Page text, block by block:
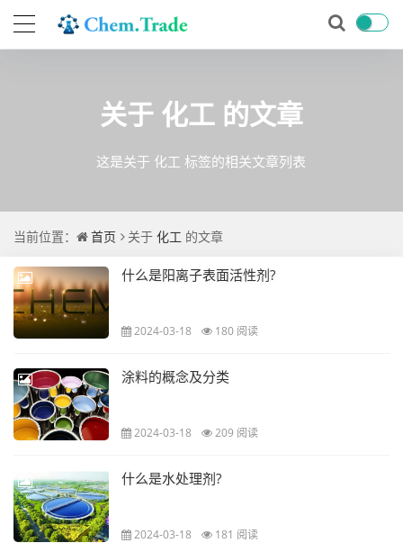
关于 化工 的文章
这是关于 化工 标签的相关文章列表
当前位置： 首页 关于 化工 的文章
什么是阳离子表面活性剂?
2024-03-18 180 阅读
涂料的概念及分类
2024-03-18 209 阅读
什么是水处理剂?
2024-03-18 181 阅读